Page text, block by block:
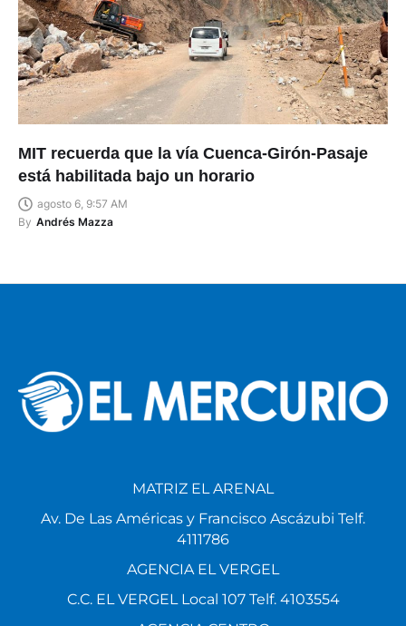
MIT recuerda que la vía Cuenca-Girón-Pasaje
está habilitada bajo un horario
agosto 6, 9:57 AM
By Andrés Mazza
MATRIZ EL ARENAL
Av. De Las Américas y Francisco Ascázubi Telf.
4111786
AGENCIA EL VERGEL
C.C. EL VERGEL Local 107 Telf. 4103554